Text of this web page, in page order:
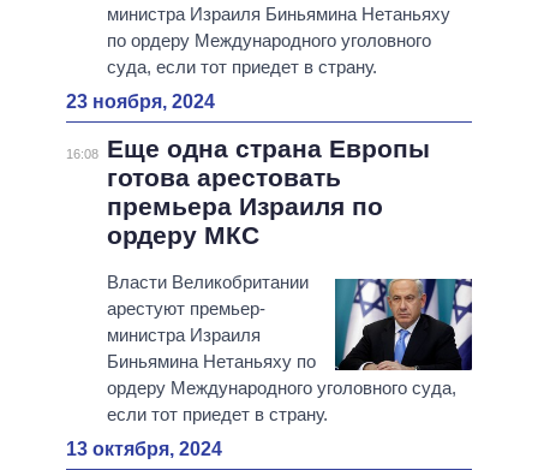
министра Израиля Биньямина Нетаньяху
по ордеру Международного уголовного
суда, если тот приедет в страну.
23 ноября, 2024
16:08
Еще одна страна Европы
готова арестовать
премьера Израиля по
ордеру МКС
Власти Великобритании
арестуют премьер-
министра Израиля
Биньямина Нетаньяху по
ордеру Международного уголовного суда,
если тот приедет в страну.
13 октября, 2024